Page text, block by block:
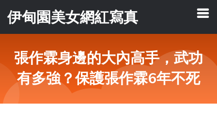
伊甸園美女網紅寫真
張作霖身邊的大內高手，武功
有多強？保護張作霖6年不死